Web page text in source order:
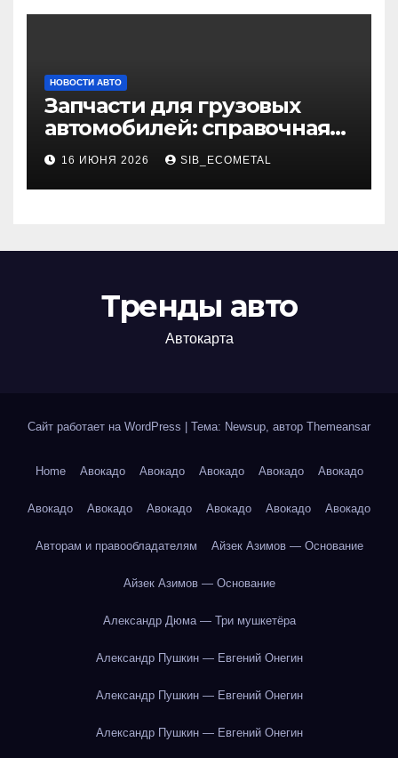
НОВОСТИ АВТО
Запчасти для грузовых
автомобилей: справочная
база по корейским и
японским моделям
16 ИЮНЯ 2026 SIB_ECOMETAL
Тренды авто
Автокарта
Сайт работает на WordPress Тема: Newsup, автор Themeansar
Home Авокадо Авокадо Авокадо Авокадо Авокадо
Авокадо Авокадо Авокадо Авокадо Авокадо Авокадо
Авторам и правообладателям Айзек Азимов — Основание
Айзек Азимов — Основание
Александр Дюма — Три мушкетёра
Александр Пушкин — Евгений Онегин
Александр Пушкин — Евгений Онегин
Александр Пушкин — Евгений Онегин